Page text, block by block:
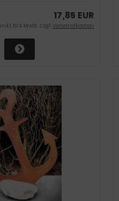
17,85 EUR
inkl. 19 % MwSt. zzgl.Versandkosten